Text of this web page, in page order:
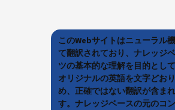
このWebサイトはニューラル
て翻訳されており、ナレッジ
ツの基本的な理解を目的とし
オリジナルの英語を文字どお
め、正確ではない翻訳が含ま
す。ナレッジベースの元のコ